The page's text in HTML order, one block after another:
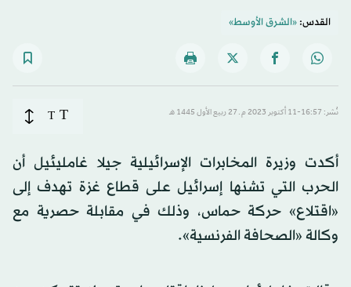
القدس:«الشرق الأوسط»
نُشر: 16:57-11 أكتوبر 2023 م ـ 27 ربيع الأول 1445 هـ T
T
أكدت وزيرة المخابرات الإسرائيلية جيلا غامليئيل أن
الحرب التي تشنها إسرائيل على قطاع غزة تهدف إلى
«اقتلاع» حركة حماس، وذلك في مقابلة حصرية مع
وكالة «الصحافة الفرنسية».